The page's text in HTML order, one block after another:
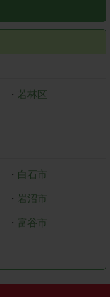
・ 若林区
・ 白石市
・ 岩沼市
・ 富谷市